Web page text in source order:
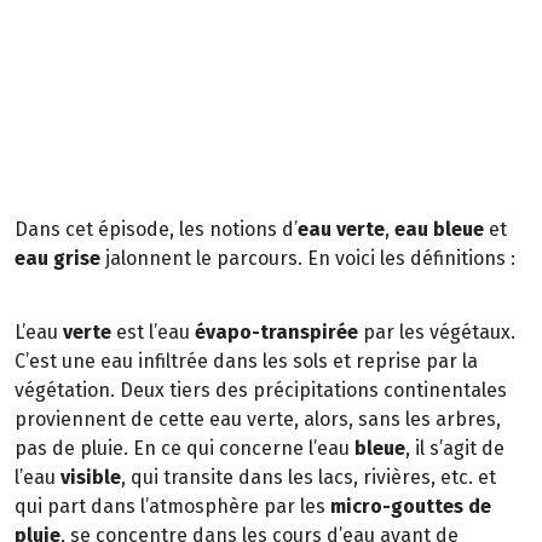
Dans cet épisode, les notions d’eau verte, eau bleue et
eau grise jalonnent le parcours. En voici les définitions :
L’eau verte est l’eau évapo-transpirée par les végétaux.
C’est une eau infiltrée dans les sols et reprise par la
végétation. Deux tiers des précipitations continentales
proviennent de cette eau verte, alors, sans les arbres,
pas de pluie. En ce qui concerne l’eau bleue, il s’agit de
l’eau visible, qui transite dans les lacs, rivières, etc. et
qui part dans l’atmosphère par les micro-gouttes de
pluie, se concentre dans les cours d’eau avant de